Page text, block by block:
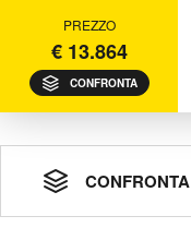
PREZZO
€ 13.864
CONFRONTA
CONFRONTA